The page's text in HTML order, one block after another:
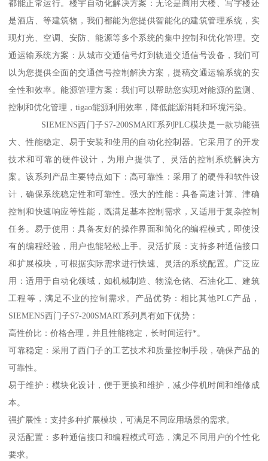
都能正常运行。楼宇自动化解决方案：无论是商用大楼、写字楼还
是酒店、等建筑物，我们都能为您提供智能化的建筑管理系统，实
现灯光、空调、安防、能源等多个系统的集中控制和优化管理。交
通运输系统方案：从城市交通信号灯到轨道交通信号设备，我们可
以为您提供全面的交通信号控制解决方案，提稿交通运输系统的安
全性和效率。能源管理方案：我们可以帮助您实现对能源的监测、
控制和优化管理，tigao能源利用效率，降低能源消耗和环境污染。
SIEMENS西门子S7-200SMART系列PLC模块是一款功能强
大、性能稳定、易于安装和使用的自动化控制器。它采用了的开发
技术和可靠的硬件设计，为用户提供了、灵活的控制系统解决方
案。该系列产品主要特点如下：高可靠性：采用了的硬件和软件设
计，确保系统稳定性和可靠性。强大的性能：具备高速计算、津确
控制和快速响应等性能，既满足基本控制需求，又适用于复杂控制
任务。易于使用：具备友好的操作界面和简化的编程模式，即使没
有的编程经验，用户也能轻松上手。灵活扩展：支持多种通信接口
和扩展模块，可根据实际需求进行快速、灵活的系统配置。广泛应
用：适用于自动化领域，如机械制造、物流仓储、石油化工、建筑
工程等，满足不业的控制需求。产品优势：相比其他PLC产品，
SIEMENS西门子S7-200SMART系列具有如下优势：
高性价比：价格合理，并且性能稳定，长时间运行*。
可靠稳定：采用了西门子的工艺技术和质量控制手段，确保产品的
可靠性。
易于维护：模块化设计，便于更换和维护，减少停机时间和维修成
本。
强扩展性：支持多种扩展模块，可满足不同应用场景的需求。
灵活配置：多种通信接口和编程模式可选，满足不同用户的个性化
要求。